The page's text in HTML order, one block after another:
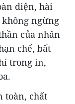
diện, hài
ngừng
của nhân
chế, bất
trong in,
toàn, chất